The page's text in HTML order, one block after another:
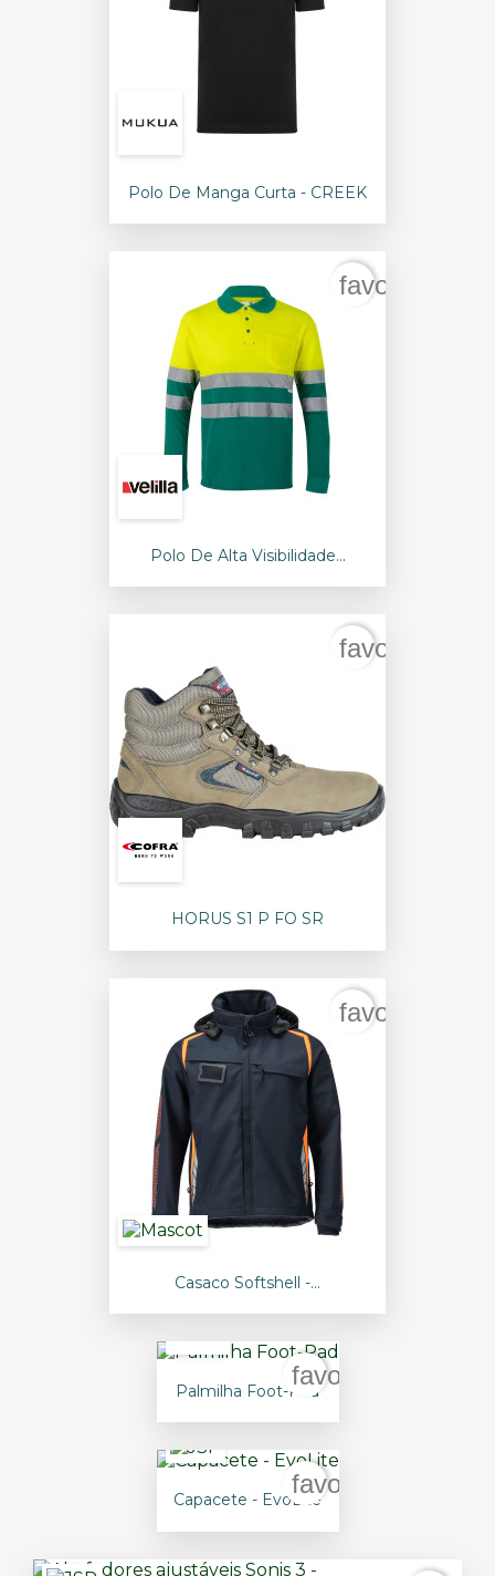
Polo De Manga Curta - CREEK
Polo De Alta Visibilidade...
HORUS S1 P FO SR
Casaco Softshell -...
Palmilha Foot-Pad
favorite_border
Capacete - EvoLite
favorite_border